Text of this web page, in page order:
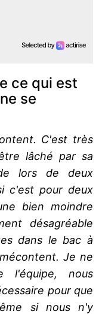
ce qui est
se
C'est très
lâché par sa
lors de deux
c'est pour deux
bien moindre
désagréable
dans le bac à
Je ne
l'équipe, nous
pour que
si nous n'y